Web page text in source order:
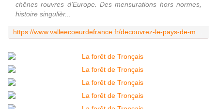
chênes rouvres d'Europe. Des mensurations hors normes,
histoire singulièr...